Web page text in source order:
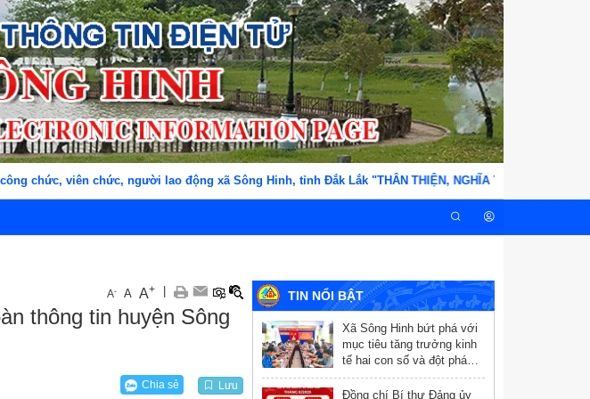
chức, viên chức, người lao động xã Sông Hinh, tỉnh Đắk Lắk "THÂN THIỆN, NGHĨA TÌNH, TẬN TỤY,
A- A A+
thông tin huyện Sông
Chia sẻ Lưu
TIN NỔI BẬT
Xã Sông Hinh bứt phá với
mục tiêu tăng trưởng kinh
tế hai con số và đột phá
chuyển đổi số
Đồng chí Bí thư Đảng ủy